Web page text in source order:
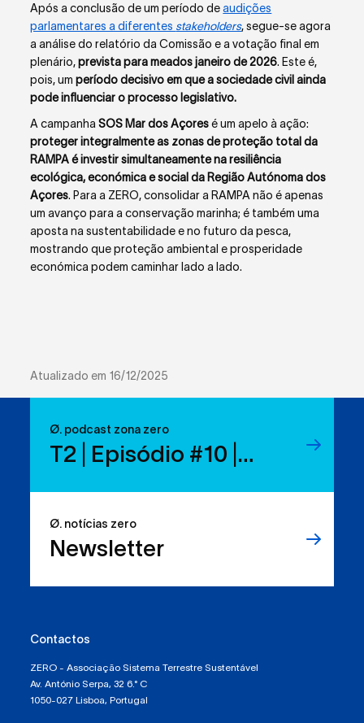
Após a conclusão de um período deaudições
parlamentares a diferentes stakeholders, segue-se agora
a análise do relatório da Comissão e a votação final em
plenário,prevista para meados janeiro de 2026. Este é,
pois, umperíodo decisivo em que a sociedade civil ainda
pode influenciar o processo legislativo.
A campanhaSOS Mar dos Açoresé um apelo à ação:
proteger integralmente as zonas de proteção total da
RAMPA é investir simultaneamente na resiliência
ecológica, económica e social da Região Autónoma dos
Açores. Para a ZERO, consolidar a RAMPA não é apenas
um avanço para a conservação marinha; é também uma
aposta na sustentabilidade e no futuro da pesca,
mostrando que proteção ambiental e prosperidade
económica podem caminhar lado a lado.
Atualizado em 16/12/2025
Ø. podcast zona zero
T2 | Episódio #10 |
sabemos usá-los?
Ø. notícias zero
Newsletter
Contactos
ZERO - Associação Sistema Terrestre Sustentável
Av. António Serpa, 32 6.° C
1050-027 Lisboa, Portugal